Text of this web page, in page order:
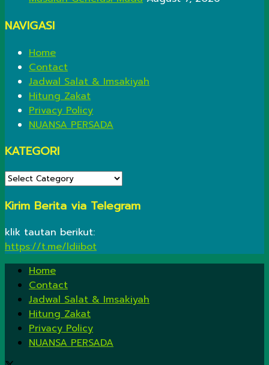
NAVIGASI
Home
Contact
Jadwal Salat & Imsakiyah
Hitung Zakat
Privacy Policy
NUANSA PERSADA
KATEGORI
KATEGORI
Kirim Berita via Telegram
klik tautan berikut:
https://t.me/ldiibot
Home
Contact
Jadwal Salat & Imsakiyah
Hitung Zakat
Privacy Policy
NUANSA PERSADA